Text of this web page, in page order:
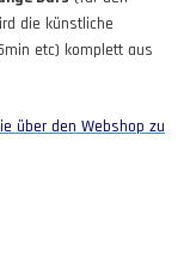
die künstliche
etc) komplett aus
über den Webshop zu